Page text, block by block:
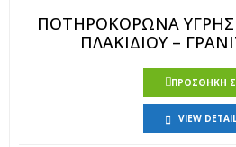
ΠΟΤΗΡΟΚΟΡΩΝΑ
ΠΛΑΚΙΔΙΟΥ –
ΠΡΟΣΘΉΚΗ
VIEW